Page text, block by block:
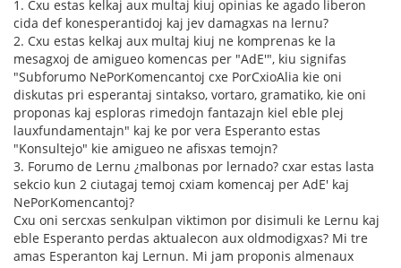
1. Cxu estas kelkaj aux multaj kiuj opinias ke agado liberon
cida def konesperantidoj kaj jev damagxas na lernu?
2. Cxu estas kelkaj aux multaj kiuj ne komprenas ke la
mesagxoj de amigueo komencas per "AdE'", kiu signifas
"Subforumo NePorKomencantoj cxe PorCxioAlia kie oni
diskutas pri esperantaj sintakso, vortaro, gramatiko, kie oni
proponas kaj esploras rimedojn fantazajn kiel eble plej
lauxfundamentajn" kaj ke por vera Esperanto estas
"Konsultejo" kie amigueo ne afisxas temojn?
3. Forumo de Lernu ¿malbonas por lernado? cxar estas lasta
sekcio kun 2 ciutagaj temoj cxiam komencaj per AdE' kaj
NePorKomencantoj?
Cxu oni sercxas senkulpan viktimon por disimuli ke Lernu kaj
eble Esperanto perdas aktualecon aux oldmodigxas? Mi tre
amas Esperanton kaj Lernun. Mi jam proponis almenaux